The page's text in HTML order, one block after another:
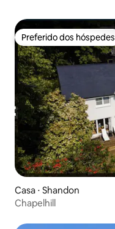
Preferido dos hóspedes
Preferido dos hóspedes
Casa ⋅ Shandon
Chapelhill